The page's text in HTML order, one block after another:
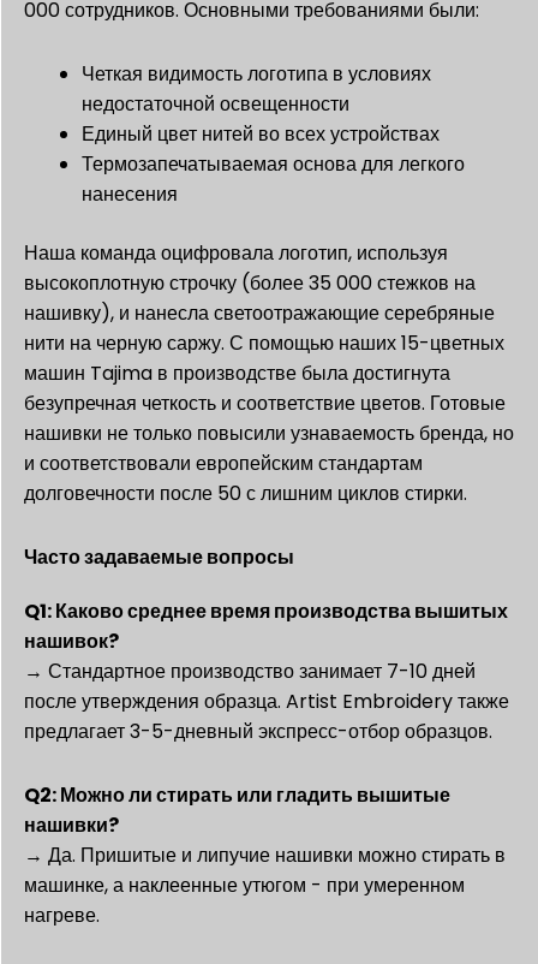
000 сотрудников. Основными требованиями были:
Четкая видимость логотипа в условиях
недостаточной освещенности
Единый цвет нитей во всех устройствах
Термозапечатываемая основа для легкого
нанесения
Наша команда оцифровала логотип, используя
высокоплотную строчку (более 35 000 стежков на
нашивку), и нанесла светоотражающие серебряные
нити на черную саржу. С помощью наших 15-цветных
машин Tajima в производстве была достигнута
безупречная четкость и соответствие цветов. Готовые
нашивки не только повысили узнаваемость бренда, но
и соответствовали европейским стандартам
долговечности после 50 с лишним циклов стирки.
Часто задаваемые вопросы
Q1: Каково среднее время производства вышитых
нашивок?
→ Стандартное производство занимает 7-10 дней
после утверждения образца. Artist Embroidery также
предлагает 3-5-дневный экспресс-отбор образцов.
Q2: Можно ли стирать или гладить вышитые
нашивки?
→ Да. Пришитые и липучие нашивки можно стирать в
машинке, а наклеенные утюгом - при умеренном
нагреве.